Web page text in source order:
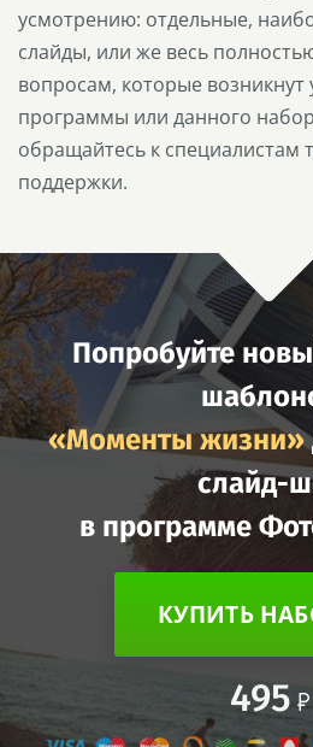
усмотрению: отдельные,
слайды, или же весь
вопросам, которые возникнут
программы или данного
обращайтесь к специалистам
поддержки.
Попробуйте
«Моменты жизни»
слайд-
в программе
КУПИТЬ
495